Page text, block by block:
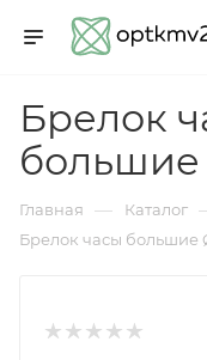
Брелок
Главная — Каталог
Брелок часы